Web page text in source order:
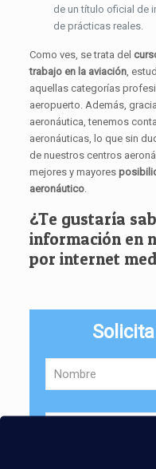
de un título oficial de
de prácticas reales.
Como ves, se trata del
trabajo en la aviación,
aquellas categorías
aeropuerto. Además,
aeronáutica, tenemos
aeronáuticas, lo que sin
de nuestros centros
mejores y mayores
aeronáutico.
¿Te gustaría
información en
por internet